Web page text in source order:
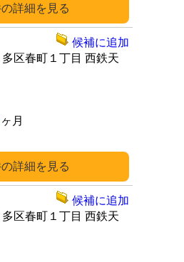
詳細
詳細
多区春町１丁目 西鉄天
ヶ月
候補に追加
多区春町１丁目 西鉄天
候補に追加